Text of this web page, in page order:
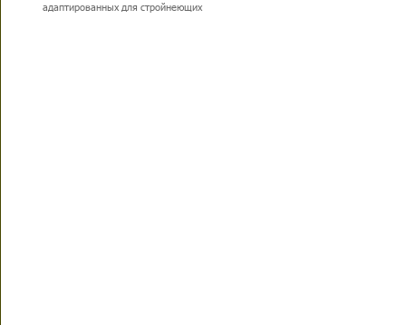
адаптированных для стройнеющих